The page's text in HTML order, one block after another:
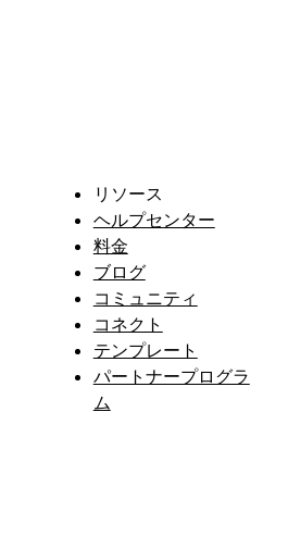
リソース
ヘルプセンター
料金
ブログ
コミュニティ
コネクト
テンプレート
パートナープログラ
ム